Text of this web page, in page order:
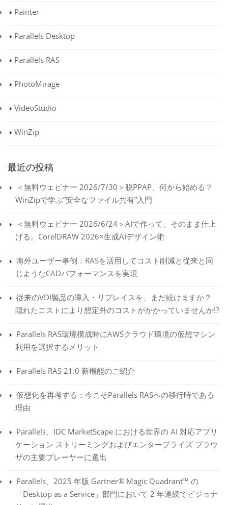
Painter
Parallels Desktop
Parallels RAS
PhotoMirage
VideoStudio
WinZip
最近の投稿
＜無料ウェビナー 2026/7/30＞脱PPAP、何から始める？
WinZipで学ぶ”安全なファイル共有”入門
＜無料ウェビナー 2026/6/24＞AIで作って、そのまま仕上
げる。CorelDRAW 2026×生成AIデザイン術
海外ユーザー事例：RASを活用してコスト削減と従来と同
じようなCADパフォーマンスを実現
従来のVDI製品の導入・リプレイスを、まだ続けますか？
隠れたコストにより想定外のコストがかかっていませんか!?
Parallels RAS環境構成時にAWSクラウド環境の仮想マシン
利用を選択するメリット
Parallels RAS 21.0 新機能のご紹介
仮想化を再考する：今こそParallels RASへの移行時である
理由
Parallels、IDC MarketScape における世界の AI 対応アプリ
ケーション ストリーミングおよびエンタープライズ ブラウ
ザの主要プレーヤーに選出
Parallels、2025 年版 Gartner® Magic Quadrant™ の
「Desktop as a Service」部門において 2 年連続でビジョナ